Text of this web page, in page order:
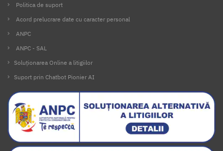
Politica de suport
Acord prelucrare date cu caracter personal
ANPC
ANPC - SAL
Soluționarea Online a litigiilor
Suport prin Chatbot Pionier AI